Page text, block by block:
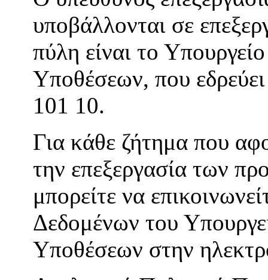
υποβάλλονται σε
πύλη είναι το
Υποθέσεων, που
101 10.
Για κάθε ζήτημα που
την επεξεργασία των
μπορείτε να
Δεδομένων του
Υποθέσεων στην